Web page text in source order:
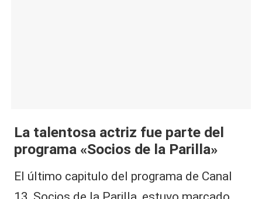
La talentosa actriz fue parte del
programa «Socios de la Parilla»
El último capitulo del programa de Canal